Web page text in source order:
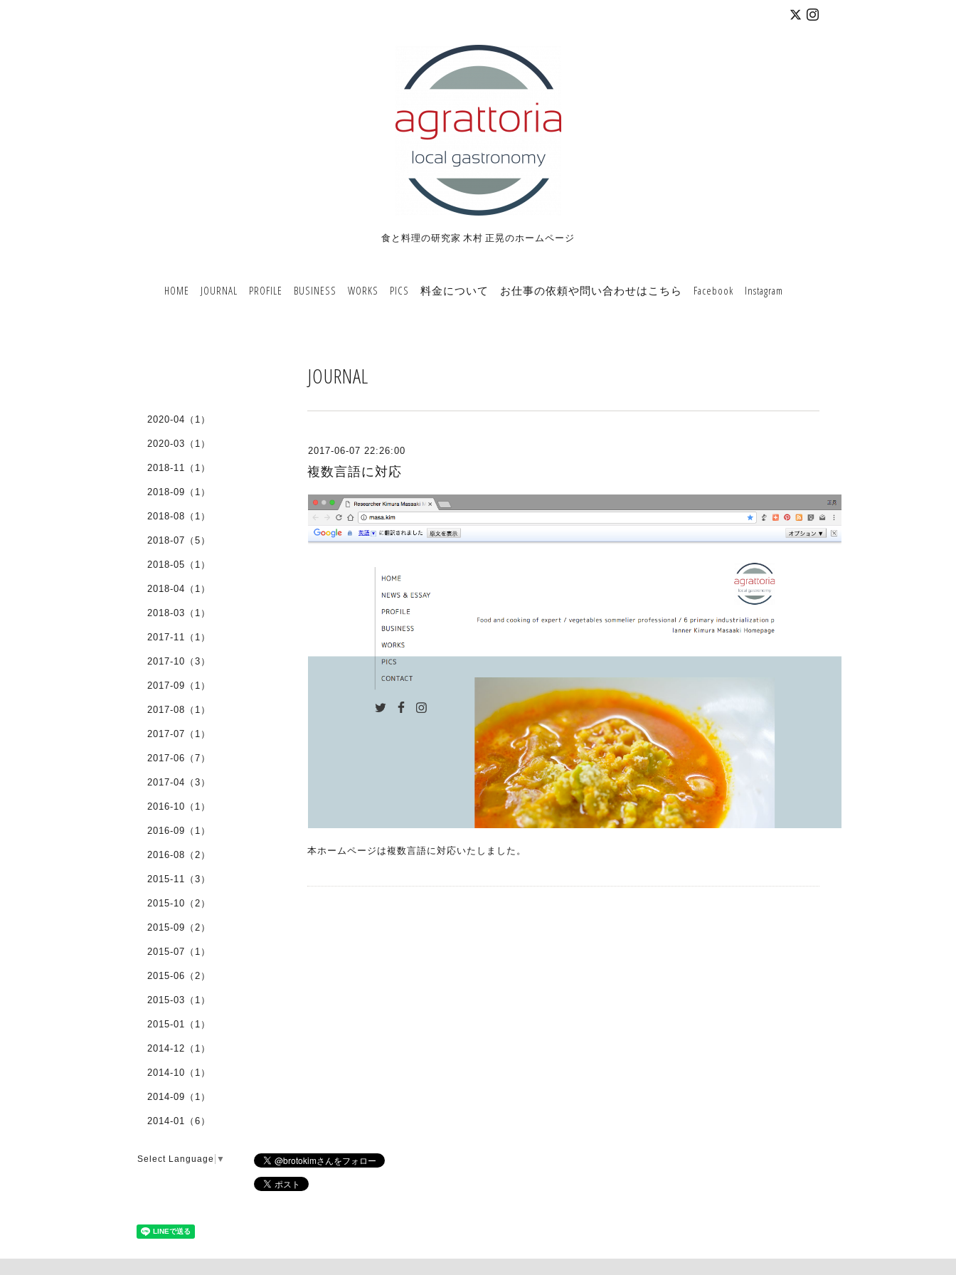
食と料理の研究家 木村 正晃のホームページ
HOME JOURNAL PROFILE BUSINESS WORKS PICS 料金について お仕事の依頼や問い合わせはこちら Facebook Instagram
JOURNAL
2017-06-07 22:26:00
複数言語に対応
本ホームページは複数言語に対応いたしました。
2020-04（1）
2020-03（1）
2018-11（1）
2018-09（1）
2018-08（1）
2018-07（5）
2018-05（1）
2018-04（1）
2018-03（1）
2017-11（1）
2017-10（3）
2017-09（1）
2017-08（1）
2017-07（1）
2017-06（7）
2017-04（3）
2016-10（1）
2016-09（1）
2016-08（2）
2015-11（3）
2015-10（2）
2015-09（2）
2015-07（1）
2015-06（2）
2015-03（1）
2015-01（1）
2014-12（1）
2014-10（1）
2014-09（1）
2014-01（6）
Select Language ▼